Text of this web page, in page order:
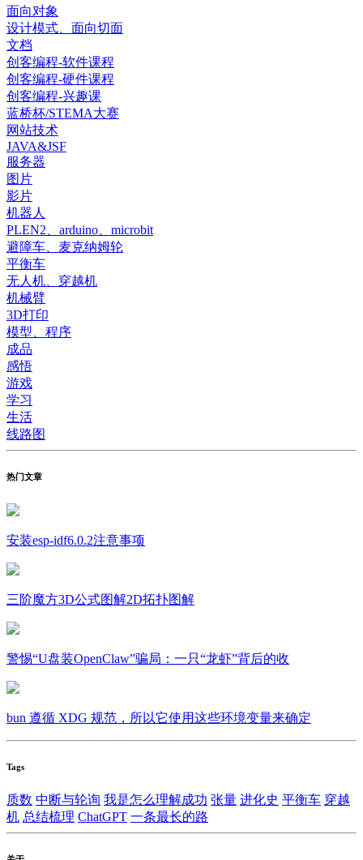
面向对象
设计模式、面向切面
文档
创客编程-软件课程
创客编程-硬件课程
创客编程-兴趣课
蓝桥杯/STEMA大赛
网站技术
JAVA&JSF
服务器
图片
影片
机器人
PLEN2、arduino、microbit
避障车、麦克纳姆轮
平衡车
无人机、穿越机
机械臂
3D打印
模型、程序
成品
感悟
游戏
学习
生活
线路图
热门文章
安装esp-idf6.0.2注意事项
三阶魔方3D公式图解2D拓扑图解
警惕“U盘装OpenClaw”骗局：一只“龙虾”背后的收
bun 遵循 XDG 规范，所以它使用这些环境变量来确定
Tags
质数 中断与轮询 我是怎么理解成功 张量 进化史 平衡车 穿越
机 总结梳理 ChatGPT 一条最长的路